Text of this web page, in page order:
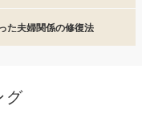
た夫婦関係の修復法
グ